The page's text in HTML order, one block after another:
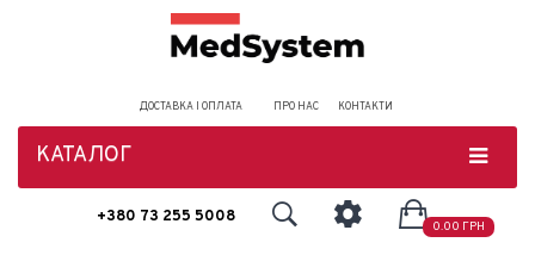
ДОСТАВКА І ОПЛАТА ПРО НАС КОНТАКТИ
КАТАЛОГ
+380 73 255 5008
0.00 ГРН